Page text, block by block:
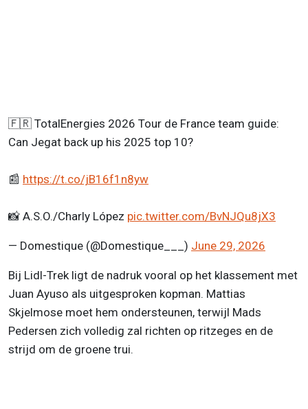
🇫🇷 TotalEnergies 2026 Tour de France team guide:
Can Jegat back up his 2025 top 10?
📰 https://t.co/jB16f1n8yw
📸 A.S.O./Charly López pic.twitter.com/BvNJQu8jX3
— Domestique (@Domestique___) June 29, 2026
Bij Lidl-Trek ligt de nadruk vooral op het klassement met
Juan Ayuso als uitgesproken kopman. Mattias
Skjelmose moet hem ondersteunen, terwijl Mads
Pedersen zich volledig zal richten op ritzeges en de
strijd om de groene trui.